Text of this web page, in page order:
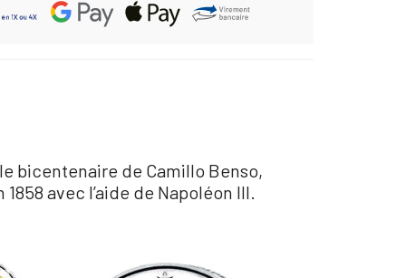
bicentenaire de Camillo Benso,
avec l’aide de Napoléon III.